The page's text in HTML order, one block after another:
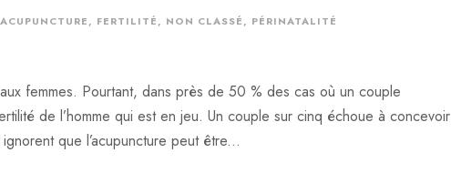
ACUPUNCTURE, FERTILITÉ, NON CLASSÉ, PÉRINATALITÉ
femmes. Pourtant, dans près de 50 % des cas où un couple
de l’homme qui est en jeu. Un couple sur cinq échoue à concevoir
que l’acupuncture peut être...